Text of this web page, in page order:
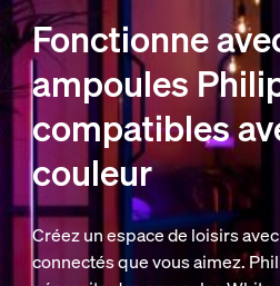
Fonctionne
ampoules
compatibles
couleur
Créez un espace de loisirs
connectés que vous aimez.